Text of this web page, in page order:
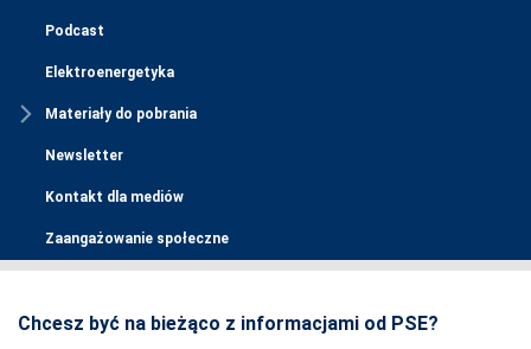
Podcast
Elektroenergetyka
Materiały do pobrania
Newsletter
Kontakt dla mediów
Zaangażowanie społeczne
Chcesz być na bieżąco z informacjami od PSE?